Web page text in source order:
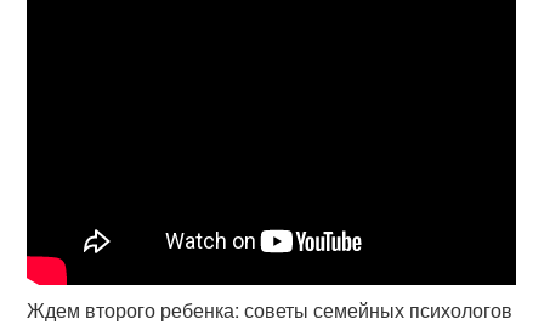
Ждем второго ребенка: советы семейных психологов